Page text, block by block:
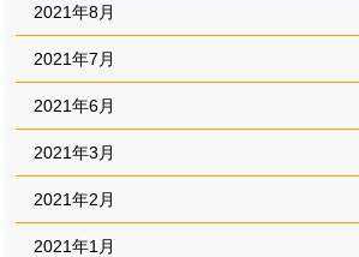
2021年8月
2021年7月
2021年6月
2021年3月
2021年2月
2021年1月